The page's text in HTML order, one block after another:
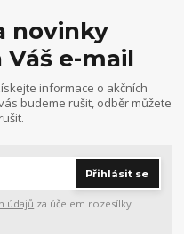
novinky
e-mail
informace o akčních
budeme rušit, odběr můžete
Přihlásit se
údajů za účelem rozesílky